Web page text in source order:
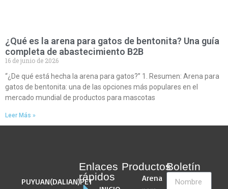
¿Qué es la arena para gatos de bentonita? Una guía
completa de abastecimiento B2B
16 de junio de 2026
“¿De qué está hecha la arena para gatos?” 1. Resumen: Arena para
gatos de bentonita: una de las opciones más populares en el
mercado mundial de productos para mascotas
Leer Más »
PUYUAN(DALIAN)PET
Enlaces
rápidos
Productos
Arena
Boletín